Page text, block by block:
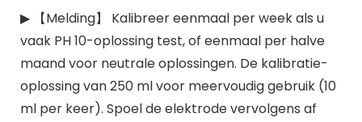
▶ 【Melding】 Kalibreer eenmaal per week als u
vaak PH 10-oplossing test, of eenmaal per halve
maand voor neutrale oplossingen. De kalibratie-
oplossing van 250 ml voor meervoudig gebruik (10
ml per keer). Spoel de elektrode vervolgens af